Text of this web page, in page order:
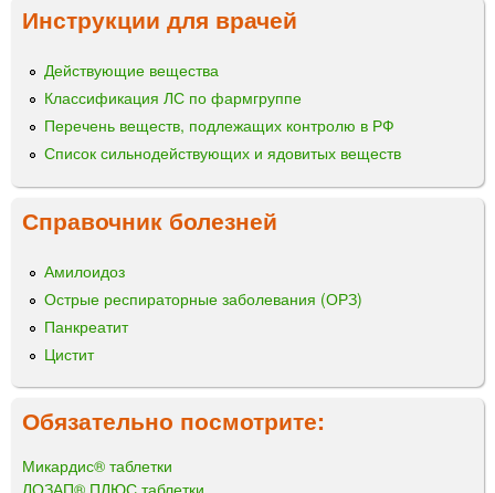
Инструкции для врачей
Действующие вещества
Классификация ЛС по фармгруппе
Перечень веществ, подлежащих контролю в РФ
Список сильнодействующих и ядовитых веществ
Справочник болезней
Амилоидоз
Острые респираторные заболевания (ОРЗ)
Панкреатит
Цистит
Обязательно посмотрите:
Микардис® таблетки